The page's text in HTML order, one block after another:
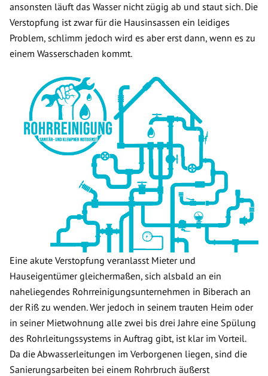
ansonsten läuft das Wasser nicht zügig ab und staut sich. Die
Verstopfung ist zwar für die Hausinsassen ein leidiges
Problem, schlimm jedoch wird es aber erst dann, wenn es zu
einem Wasserschaden kommt.
Eine akute Verstopfung veranlasst Mieter und
Hauseigentümer gleichermaßen, sich alsbald an ein
naheliegendes Rohrreinigungsunternehmen in Biberach an
der Riß zu wenden. Wer jedoch in seinem trauten Heim oder
in seiner Mietwohnung alle zwei bis drei Jahre eine Spülung
des Rohrleitungssystems in Auftrag gibt, ist klar im Vorteil.
Da die Abwasserleitungen im Verborgenen liegen, sind die
Sanierungsarbeiten bei einem Rohrbruch äußerst